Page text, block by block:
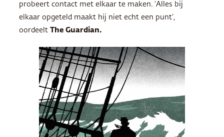
probeert contact met elkaar te maken. ‘Alles bij
elkaar opgeteld maakt hij niet echt een punt’,
oordeelt The Guardian.